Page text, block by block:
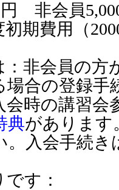
円 非会員
期費用（
：非会員の方
合の登録手
時の講習会
典があります
。入会手続き
す：